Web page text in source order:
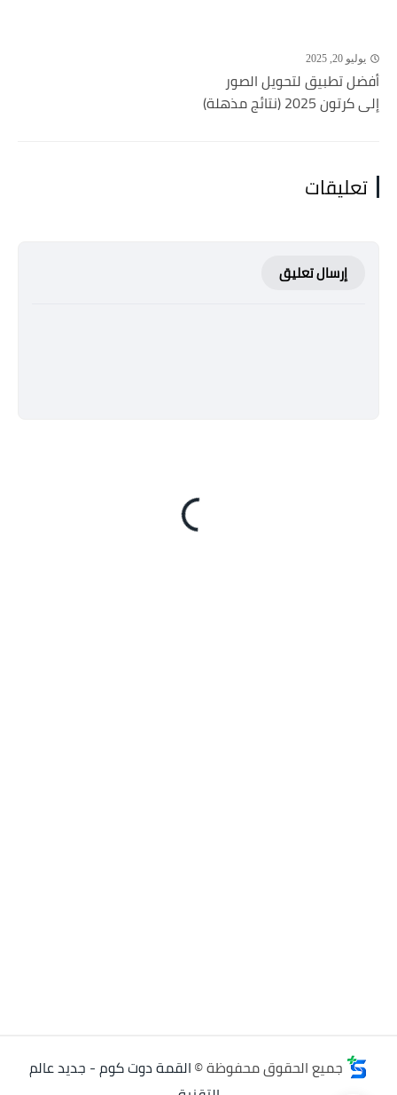
يوليو 20, 2025
أفضل تطبيق لتحويل الصور
إلى كرتون 2025 (نتائج مذهلة)
تعليقات
إرسال تعليق
جميع الحقوق محفوظة ©القمة دوت كوم - جديد عالم